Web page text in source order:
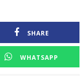
SHARE
WHATSAPP